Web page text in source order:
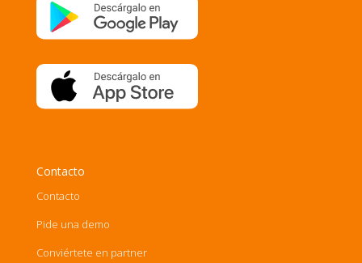
Contacto
Contacto
Pide una demo
Conviértete en partner